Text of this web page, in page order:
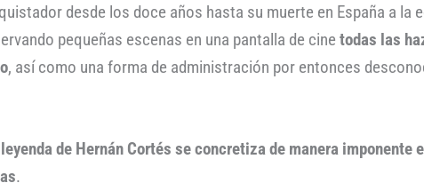
desde los doce años hasta su muerte en España a la
pequeñas escenas en una pantalla de cine todas las
, así como una forma de administración por entonces
de Hernán Cortés se concretiza de manera imponente
.